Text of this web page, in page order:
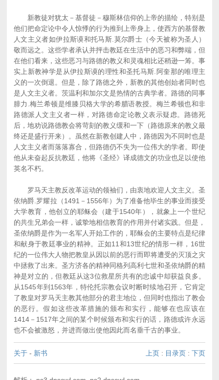
新教徒对犹太－基督徒－穆斯林信仰的上帝的描绘，特别是
他们把命定论中令人惊悸的行为推到上帝身上，使西方的基督教
人文主义者如伊拉斯谟和托马斯.莫尔爵士（今天被称为圣人）
敬而远之。这些学者承认并抨击教廷在生活中的恶习和弊端，但
在他们看来，这些恶习与路德的教义和灵魂相比还稍逊一筹。事
实上新教神学是从伊拉斯谟的理性和圣托马斯.阿奎那的唯理主
义的一次倒退。但是，除了路德之外，新教的其他创始者同时也
是人文主义者。茨温利和加尔文是热情的古典学者。路德的同事
腓力.梅兰希顿是维膝贝格大学的希腊语教授。梅兰希顿也和非
路德派人文主义者一样，对路德命定论教义表示疑虑。路德死
后，地劝说路德教会将苛刻的教义缓和一下（路德原来的教义最
终还是盛行开来）。虽然在新教创建人中，路德因为不同时也是
人文主义者而落落寡合，但路德仍不失为一位伟大的学者。即使
他从未奋起反抗教廷，他将《圣经》译成德文的功业也足以使他
英名不朽。
罗马天主教反改革运动的领袖们，由衷地欢迎人文主义。圣
依纳爵.罗耀拉（1491－1556年）为了准备他毕生的事业而接受
大学教育，他创立的耶稣会（建于1540年），就象上一个世纪
的共生兄弟会一样，诚挚地相信教育的作用并付诸实践。但是，
圣依纳爵是作为一名军人开始工作的，耶稣会的主要特点是纪律
和献身于教廷事业的精神。正如11和13世纪的情形一样，16世
纪的一位伟大人物把教皇从因以前的恶行而即将遭受的灭顶之灾
中拯救了出来。圣方济各的精神同格列高利七世和圣依纳爵的精
神是对立的，但教廷从这3位救星所共有的忠诚中却获益良多。
从1545年到1563年，特伦托宗教会议时断时续地召开，它肯定
了教皇对罗马天主教其他部分的君主地位，但同时也指出了教会
的恶行。假如这些改革措施的颁布和实行，能够在也应该在
1414－1517年之间的某个时候颁布和实行的话，路德或许永远
也不会被激怒，并进而做出使他因此而名垂千古的事业。
关于 - 新书 上页 : 目录页 : 下页